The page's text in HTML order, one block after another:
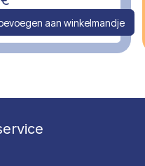
aan winkelmandje